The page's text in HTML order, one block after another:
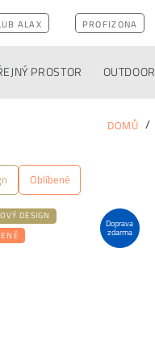
ALAX PROFIZONA
PROSTOR OUTDOOR
DOMŮ
Oblíbené
Doprava
zdarma
DESIGN